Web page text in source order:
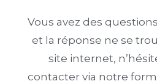
Vous avez des
et la réponse ne se
site internet,
contacter via notre